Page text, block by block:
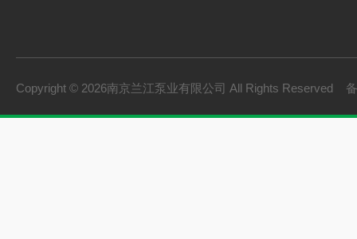
Copyright © 2026南京兰江泵业有限公司 All Rights Reserved